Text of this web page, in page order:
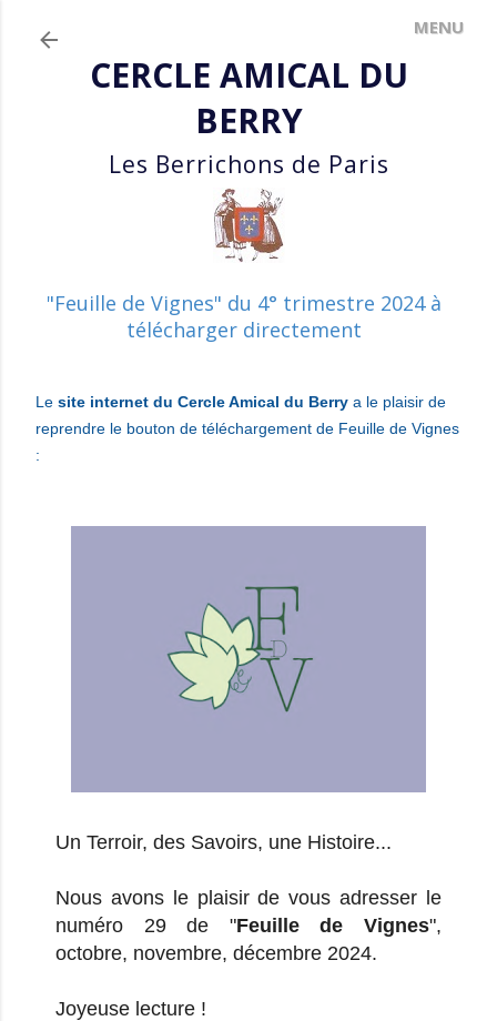
CERCLE AMICAL DU
BERRY
Les Berrichons de Paris
"Feuille de Vignes" du 4° trimestre 2024 à
télécharger directement
Le site internet du Cercle Amical du Berry a le plaisir de
reprendre le bouton de téléchargement de Feuille de Vignes
:
Un Terroir, des Savoirs, une Histoire...
Nous avons le plaisir de vous adresser le
numéro 29 de "Feuille de Vignes",
octobre, novembre, décembre 2024.
Joyeuse lecture !